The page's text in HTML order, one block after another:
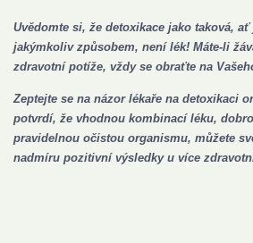
Uvědomte si, že detoxikace jako taková,
jakýmkoliv způsobem, není lék! Máte-li
zdravotní potíže, vždy se obraťte na
Zeptejte se na názor lékaře na detoxikaci
potvrdí, že vhodnou kombinací léku,
pravidelnou očistou organismu, můžete
nadmíru pozitivní výsledky u více